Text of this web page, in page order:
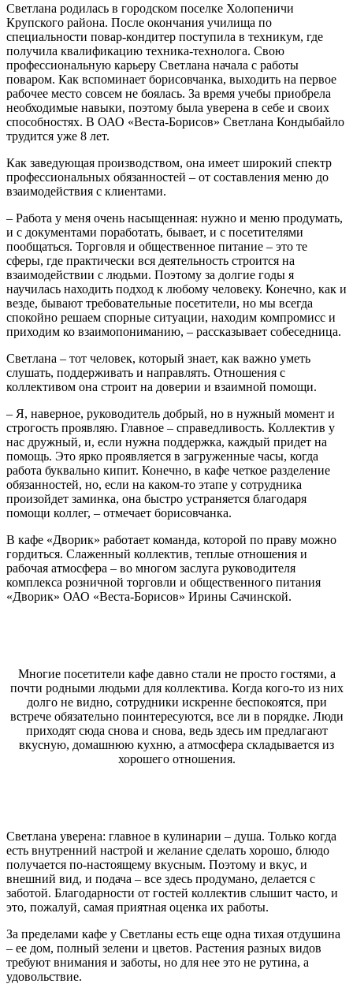
Светлана родилась в городском поселке Холопеничи
Крупского района. После окончания училища по
специальности повар-кондитер поступила в техникум, где
получила квалификацию техника-технолога. Свою
профессиональную карьеру Светлана начала с работы
поваром. Как вспоминает борисовчанка, выходить на первое
рабочее место совсем не боялась. За время учебы приобрела
необходимые навыки, поэтому была уверена в себе и своих
способностях. В ОАО «Веста-Борисов» Светлана Кондыбайло
трудится уже 8 лет.
Как заведующая производством, она имеет широкий спектр
профессиональных обязанностей – от составления меню до
взаимодействия с клиентами.
– Работа у меня очень насыщенная: нужно и меню продумать,
и с документами поработать, бывает, и с посетителями
пообщаться. Торговля и общественное питание – это те
сферы, где практически вся деятельность строится на
взаимодействии с людьми. Поэтому за долгие годы я
научилась находить подход к любому человеку. Конечно, как и
везде, бывают требовательные посетители, но мы всегда
спокойно решаем спорные ситуации, находим компромисс и
приходим ко взаимопониманию, – рассказывает собеседница.
Светлана – тот человек, который знает, как важно уметь
слушать, поддерживать и направлять. Отношения с
коллективом она строит на доверии и взаимной помощи.
– Я, наверное, руководитель добрый, но в нужный момент и
строгость проявляю. Главное – справедливость. Коллектив у
нас дружный, и, если нужна поддержка, каждый придет на
помощь. Это ярко проявляется в загруженные часы, когда
работа буквально кипит. Конечно, в кафе четкое разделение
обязанностей, но, если на каком-то этапе у сотрудника
произойдет заминка, она быстро устраняется благодаря
помощи коллег, – отмечает борисовчанка.
В кафе «Дворик» работает команда, которой по праву можно
гордиться. Слаженный коллектив, теплые отношения и
рабочая атмосфера – во многом заслуга руководителя
комплекса розничной торговли и общественного питания
«Дворик» ОАО «Веста-Борисов» Ирины Сачинской.
Многие посетители кафе давно стали не просто гостями, а
почти родными людьми для коллектива. Когда кого-то из них
долго не видно, сотрудники искренне беспокоятся, при
встрече обязательно поинтересуются, все ли в порядке. Люди
приходят сюда снова и снова, ведь здесь им предлагают
вкусную, домашнюю кухню, а атмосфера складывается из
хорошего отношения.
Светлана уверена: главное в кулинарии – душа. Только когда
есть внутренний настрой и желание сделать хорошо, блюдо
получается по-настоящему вкусным. Поэтому и вкус, и
внешний вид, и подача – все здесь продумано, делается с
заботой. Благодарности от гостей коллектив слышит часто, и
это, пожалуй, самая приятная оценка их работы.
За пределами кафе у Светланы есть еще одна тихая отдушина
– ее дом, полный зелени и цветов. Растения разных видов
требуют внимания и заботы, но для нее это не рутина, а
удовольствие.